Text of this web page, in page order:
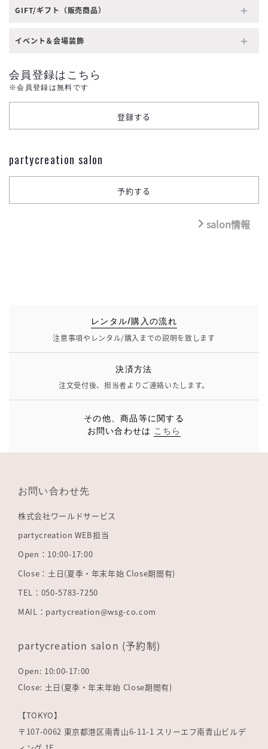
GIFT/ギフト（販売商品）
イベント＆会場装飾
会員登録はこちら
※会員登録は無料です
partycreation salon
salon情報
レンタル/購入の流れ
注意事項やレンタル/購入までの説明を致します
決済方法
注文受付後、担当者よりご連絡いたします。
その他、商品等に関する
お問い合わせは こちら
お問い合わせ先
株式会社ワールドサービス
partycreation WEB担当
Open：10:00-17:00
Close：土日(夏季・年末年始 Close期間有)
TEL：050-5783-7250
MAIL：partycreation@wsg-co.com
partycreation salon (予約制)
Open: 10:00-17:00
Close: 土日(夏季・年末年始 Close期間有)
【TOKYO】
〒107-0062 東京都港区南青山6-11-1 スリーエフ南青山ビルデ